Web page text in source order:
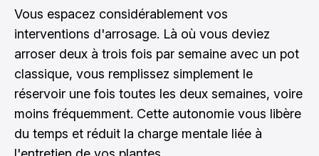
Vous espacez considérablement vos
interventions d'arrosage. Là où vous deviez
arroser deux à trois fois par semaine avec un pot
classique, vous remplissez simplement le
réservoir une fois toutes les deux semaines, voire
moins fréquemment. Cette autonomie vous libère
du temps et réduit la charge mentale liée à